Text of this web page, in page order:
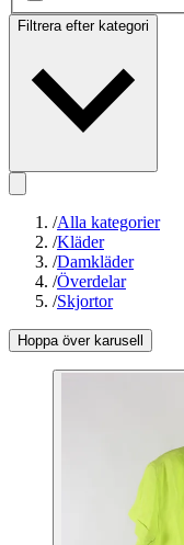
Filtrera efter kategori
/Alla kategorier
/Kläder
/Damkläder
/Överdelar
/Skjortor
Hoppa över karusell